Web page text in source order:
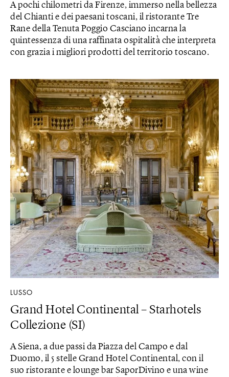
A pochi chilometri da Firenze, immerso nella bellezza
del Chianti e dei paesani toscani, il ristorante Tre
Rane della Tenuta Poggio Casciano incarna la
quintessenza di una raffinata ospitalità che interpreta
con grazia i migliori prodotti del territorio toscano.
LUSSO
Grand Hotel Continental – Starhotels
Collezione (SI)
A Siena, a due passi da Piazza del Campo e dal
Duomo, il 5 stelle Grand Hotel Continental, con il
suo ristorante e lounge bar SaporDivino e una wine